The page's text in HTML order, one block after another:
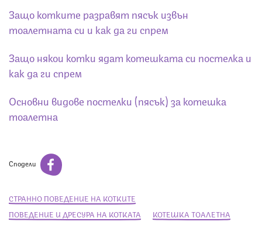
Защо котките разравят пясък извън
тоалетната си и как да ги спрем
Защо някои котки ядат котешката си постелка и
как да ги спрем
Основни видове постелки (пясък) за котешка
тоалетна
Сподели
СТРАННО ПОВЕДЕНИЕ НА КОТКИТЕ
ПОВЕДЕНИЕ И ДРЕСУРА НА КОТКАТА
КОТЕШКА ТОАЛЕТНА